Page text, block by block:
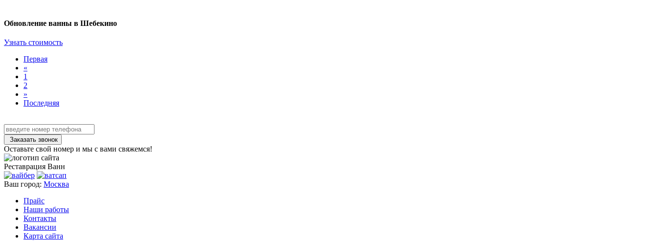
Обновление ванны в Шебекино
Узнать стоимость
Первая
«
1
2
»
Последняя
Заказать звонок
Оставьте свой номер и мы с вами свяжемся!
Реставрация Ванн
Ваш город: Москва
Прайс
Наши работы
Контакты
Вакансии
Карта сайта